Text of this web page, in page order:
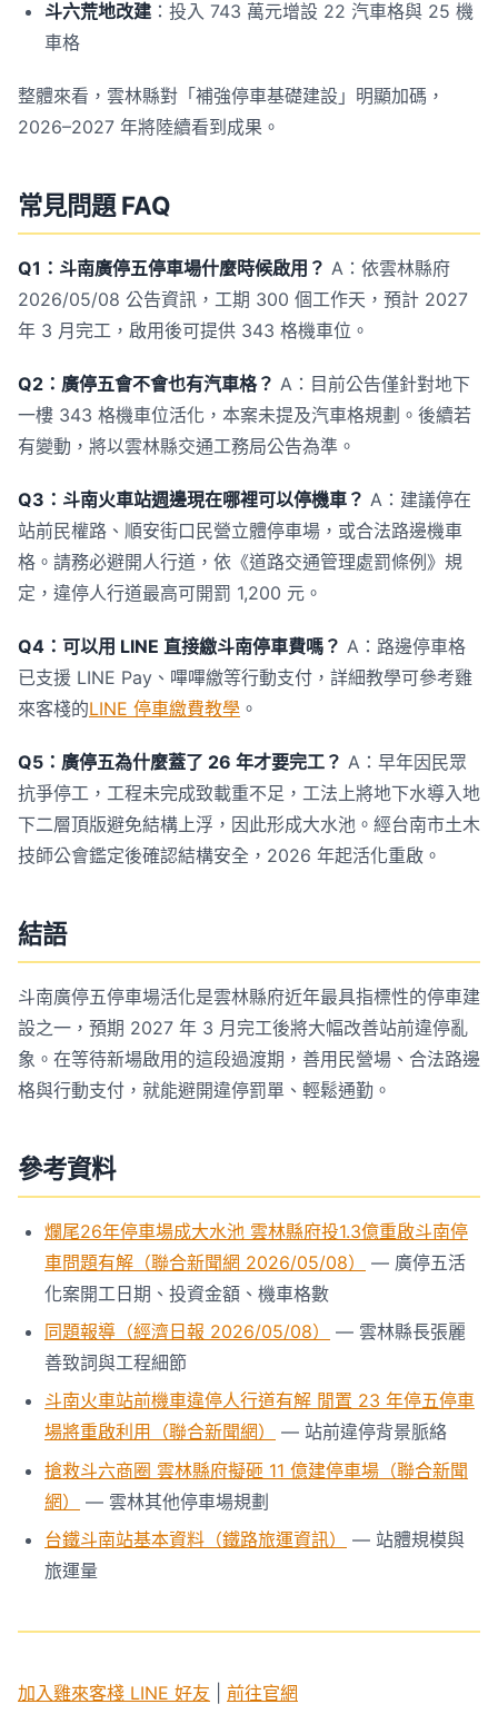
斗六荒地改建 ：投入 743 萬元增設 22 汽車格與 25 機
車格
整體來看，雲林縣對「補強停車基礎建設」明顯加碼，
2026–2027 年將陸續看到成果。
常見問題 FAQ
Q1：斗南廣停五停車場什麼時候啟用？ A：依雲林縣府
2026/05/08 公告資訊，工期 300 個工作天，預計 2027
年 3 月完工，啟用後可提供 343 格機車位。
Q2：廣停五會不會也有汽車格？ A：目前公告僅針對地下
一樓 343 格機車位活化，本案未提及汽車格規劃。後續若
有變動，將以雲林縣交通工務局公告為準。
Q3：斗南火車站週邊現在哪裡可以停機車？ A：建議停在
站前民權路、順安街口民營立體停車場，或合法路邊機車
格。請務必避開人行道，依《道路交通管理處罰條例》規
定，違停人行道最高可開罰 1,200 元。
Q4：可以用 LINE 直接繳斗南停車費嗎？ A：路邊停車格
已支援 LINE Pay、嗶嗶繳等行動支付，詳細教學可參考雞
來客棧的LINE 停車繳費教學 。
Q5：廣停五為什麼蓋了 26 年才要完工？ A：早年因民眾
抗爭停工，工程未完成致載重不足，工法上將地下水導入地
下二層頂版避免結構上浮，因此形成大水池。經台南市土木
技師公會鑑定後確認結構安全，2026 年起活化重啟。
結語
斗南廣停五停車場活化是雲林縣府近年最具指標性的停車建
設之一，預期 2027 年 3 月完工後將大幅改善站前違停亂
象。在等待新場啟用的這段過渡期，善用民營場、合法路邊
格與行動支付，就能避開違停罰單、輕鬆通勤。
參考資料
爛尾26年停車場成大水池 雲林縣府投1.3億重啟斗南停
車問題有解（聯合新聞網 2026/05/08）
— 廣停五活
化案開工日期、投資金額、機車格數
同題報導（經濟日報 2026/05/08）
— 雲林縣長張麗
善致詞與工程細節
斗南火車站前機車違停人行道有解 閒置 23 年停五停車
場將重啟利用（聯合新聞網）
— 站前違停背景脈絡
搶救斗六商圈 雲林縣府擬砸 11 億建停車場（聯合新聞
網）
— 雲林其他停車場規劃
台鐵斗南站基本資料（鐵路旅運資訊）
— 站體規模與
旅運量
加入雞來客棧 LINE 好友 前往官網